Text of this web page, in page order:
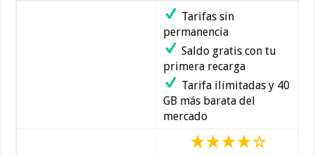
Tarifas sin
permanencia
Saldo gratis con tu
primera recarga
Tarifa ilimitadas y 40
GB más barata del
mercado